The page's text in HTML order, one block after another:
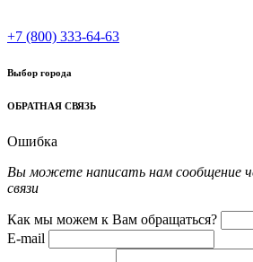
+7 (800) 333-64-63
Выбор города
ОБРАТНАЯ СВЯЗЬ
Ошибка
Вы можете написать нам сообщение
связи
Как мы можем к Вам обращаться?
E-mail